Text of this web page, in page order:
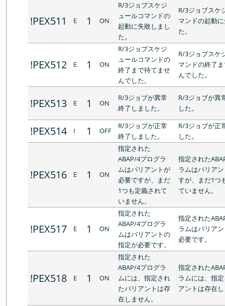
!PEX511 E 1 ON
R/3ジョブスケジ
ュールコマンドの
起動に失敗しまし
た。
R/3ジョブスケ
マンドの起動
た。
!PEX512 E 1 ON
R/3ジョブスケジ
ュールコマンドの
終了まで待てませ
んでした。
R/3ジョブスケ
マンドの終了
んでした。
!PEX513 E 1 ON
R/3ジョブが異常
終了しました。
R/3ジョブが異
した。
!PEX514 I 1 OFF
R/3ジョブが正常
終了しました。
R/3ジョブが正
した。
!PEX516 E 1 ON
指定された
ABAP/4プログラ
ムはバリアントが
必要ですが、まだ
1つも定義されて
いません。
指定された
ラムはバリア
すが、まだ1つ
ていません。
!PEX517 E 1 ON
指定された
ABAP/4プログラ
ムはバリアントの
指定が必要です。
指定された
ラムはバリア
必要です。
!PEX518 E 1 ON
指定された
ABAP/4プログラ
ムには、指定され
たバリアントは存
在しません。
指定された
ラムには、指
アントは存在